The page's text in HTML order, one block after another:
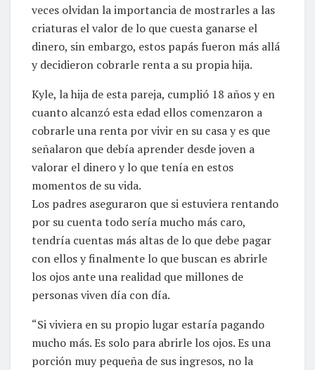
veces olvidan la importancia de mostrarles a las
criaturas el valor de lo que cuesta ganarse el
dinero, sin embargo, estos papás fueron más allá
y decidieron cobrarle renta a su propia hija.
Kyle, la hija de esta pareja, cumplió 18 años y en
cuanto alcanzó esta edad ellos comenzaron a
cobrarle una renta por vivir en su casa y es que
señalaron que debía aprender desde joven a
valorar el dinero y lo que tenía en estos
momentos de su vida.
Los padres aseguraron que si estuviera rentando
por su cuenta todo sería mucho más caro,
tendría cuentas más altas de lo que debe pagar
con ellos y finalmente lo que buscan es abrirle
los ojos ante una realidad que millones de
personas viven día con día.
“Si viviera en su propio lugar estaría pagando
mucho más. Es solo para abrirle los ojos. Es una
porción muy pequeña de sus ingresos, no la